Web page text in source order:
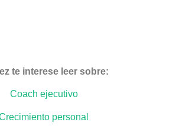
te interese leer sobre:
Coach ejecutivo
personal